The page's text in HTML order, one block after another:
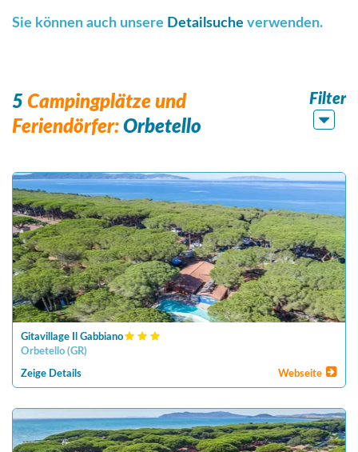
Sie können auch unsere Detailsuche verwenden.
5 Campingplätze und
Feriendörfer: Orbetello
Filter
Gitavillage Il Gabbiano
Orbetello (GR)
Zeige Details Webseite